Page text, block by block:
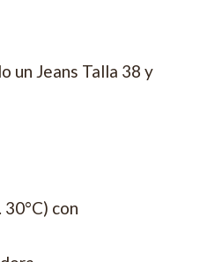
un Jeans Talla 38 y
30°C) con